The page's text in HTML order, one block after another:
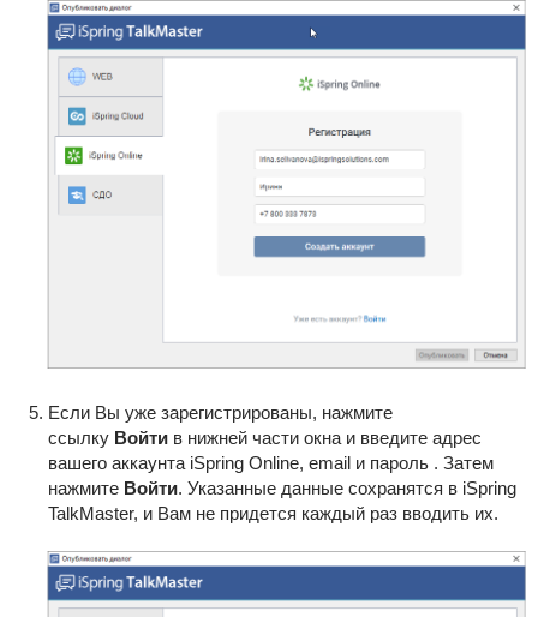
Если Вы уже зарегистрированы, нажмите
ссылку Войтив нижней части окна и введите адрес
вашего аккаунта iSpring Online, email и пароль . Затем
нажмите Войти. Указанные данные сохранятся в iSpring
TalkMaster, и Вам не придется каждый раз вводить их.